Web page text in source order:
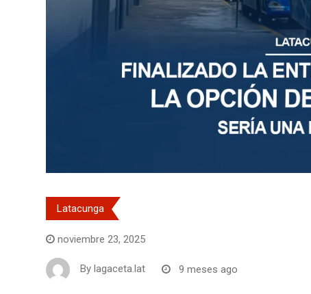
Latacunga
noviembre 23, 2025
By lagaceta.lat 9 meses ago